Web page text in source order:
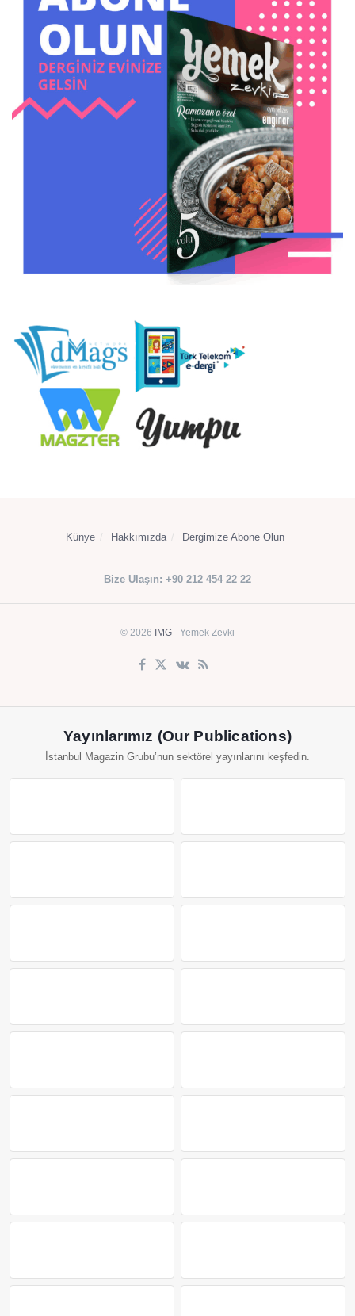
Künye Hakkımızda Dergimize Abone Olun
Bize Ulaşın: +90 212 454 22 22
© 2026 IMG - Yemek Zevki
Yayınlarımız (Our Publications)
İstanbul Magazin Grubu’nun sektörel yayınlarını keşfedin.